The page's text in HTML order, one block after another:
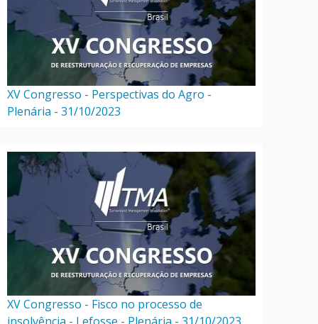
XV Congresso - Perspectivas do Agro -
Plenária - 31/10/2023
XV Congresso - Fisco no processo de